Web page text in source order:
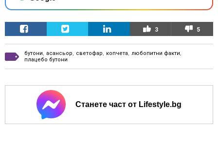
3 5
бутони, асансьор, светофар, копчета, любопитни факти,
плацебо бутони
Станете част от Lifestyle.bg